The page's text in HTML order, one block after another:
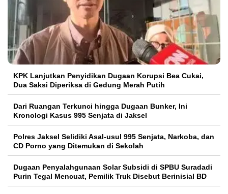
KPK Lanjutkan Penyidikan Dugaan Korupsi Bea Cukai,
Dua Saksi Diperiksa di Gedung Merah Putih
Dari Ruangan Terkunci hingga Dugaan Bunker, Ini
Kronologi Kasus 995 Senjata di Jaksel
Polres Jaksel Selidiki Asal-usul 995 Senjata, Narkoba, dan
CD Porno yang Ditemukan di Sekolah
‎Dugaan Penyalahgunaan Solar Subsidi di SPBU Suradadi
Purin Tegal Mencuat, Pemilik Truk Disebut Berinisial BD